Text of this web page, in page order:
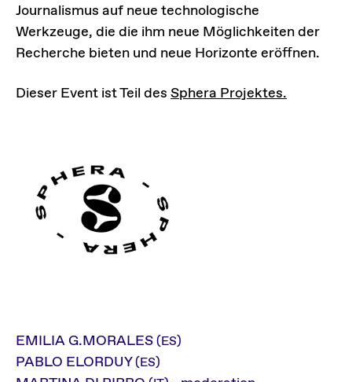
Journalismus auf neue technologische
Werkzeuge, die die ihm neue Möglichkeiten der
Recherche bieten und neue Horizonte eröffnen.
Dieser Event ist Teil des Sphera Projektes.
EMILIA G.MORALES(ES)
PABLO ELORDUY(ES)